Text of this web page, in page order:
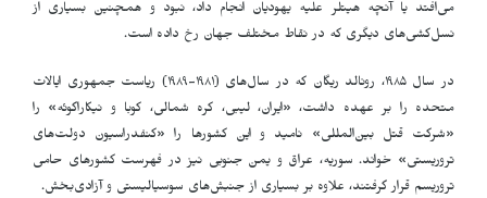
می‌افتد یا آنچه هیتلر علیه یهودیان انجام داد، نبود و همچنین بسیاری از
نسل‌کشی‌های دیگری که در نقاط مختلف جهان رخ داده است.
در سال ١٩٨۵، رونالد ریگان که در سال‌های (١٩٨١-١٩٨٩) ریاست جمهوری ایالات
متحده را بر عهده داشت، «ایران، لیبی، کره شمالی، کوبا و نیکاراگوئه» را
«شرکت قتل بین‌المللی» نامید و این کشورها را «کنفدراسیون دولت‌های
تروریستی» خواند. سوریه، عراق و یمن جنوبی نیز در فهرست کشورهای حامی
تروریسم قرار گرفتند، علاوه بر بسیاری از جنبش‌های سوسیالیستی و آزادی‌بخش.